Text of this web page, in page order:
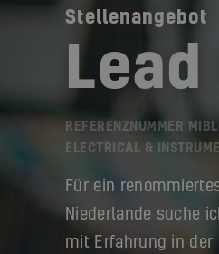
Stellenangebot
REFERENZNUMMER
ELECTRICAL &
Für ein
Niederlande suche
mit Erfahrung in der